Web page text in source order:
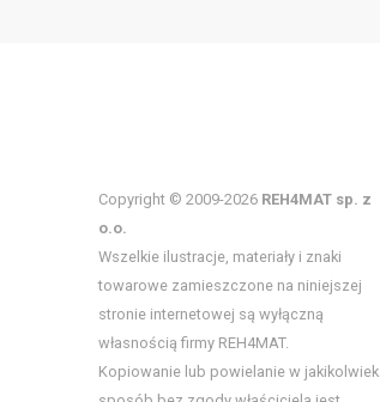
Copyright © 2009-2026 REH4MAT sp. z
o.o.
Wszelkie ilustracje, materiały i znaki
towarowe zamieszczone na niniejszej
stronie internetowej są wyłączną
własnością firmy REH4MAT.
Kopiowanie lub powielanie w jakikolwiek